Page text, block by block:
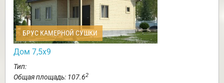
БРУС КАМЕРНОЙ СУШКИ
Дом 7,5х9
Тип:
Общая площадь: 107.62